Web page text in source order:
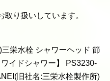
取り扱いしています。
栄水栓 シャワーヘッド 節
イドシャワー】 PS3230-
旧社名:三栄水栓製作所)